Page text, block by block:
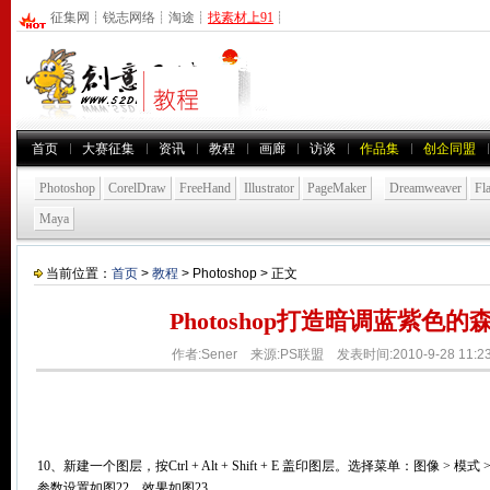
征集网 ┊ 锐志网络 ┊ 淘途 ┊ 找素材上91 ┊
首页 大赛征集 资讯 教程 画廊 访谈 作品集 创企同盟
Photoshop CorelDraw FreeHand Illustrator PageMaker Dreamweaver
Maya
当前位置： 首页 > 教程 > Photoshop > 正文
Photoshop打造暗调蓝紫色的
作者:Sener 来源:PS联盟 发表时间:2010-9-28
10、新建一个图层，按Ctrl + Alt + Shift + E 盖印图层。选择菜单：图像 > 模